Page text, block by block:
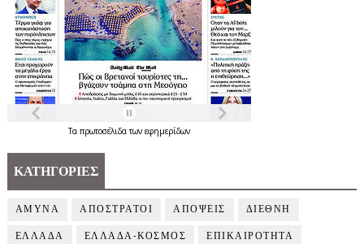
Τα πρωτοσέλιδατων εφημερίδων
ΚΑΤΗΓΟΡΙΕΣ
ΑΜΥΝΑ ΑΠΟΣΤΡΑΤΟΙ ΑΠΟΨΕΙΣ ΔΙΕΘΝΗ
ΕΛΛΑΔΑ ΕΛΛΑΔΑ-ΚΟΣΜΟΣ ΕΠΙΚΑΙΡΟΤΗΤΑ